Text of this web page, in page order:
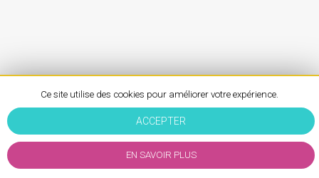
Ce site utilise des cookies pour améliorer votre expérience.
ACCEPTER
EN SAVOIR PLUS